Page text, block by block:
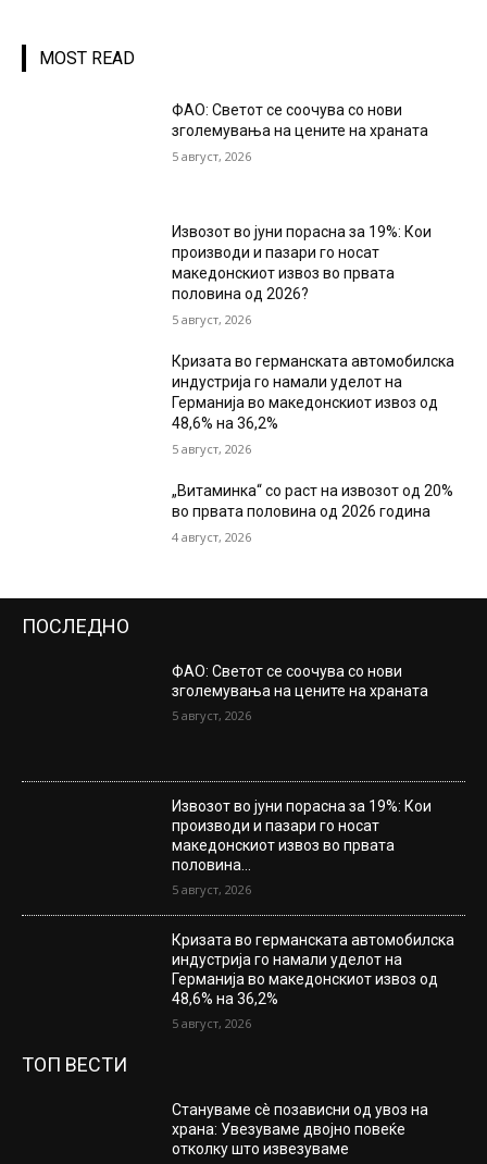
MOST READ
ФАО: Светот се соочува со нови
зголемувања на цените на храната
5 август, 2026
Извозот во јуни порасна за 19%: Кои
производи и пазари го носат
македонскиот извоз во првата
половина од 2026?
5 август, 2026
Кризата во германската автомобилска
индустрија го намали уделот на
Германија во македонскиот извоз од
48,6% на 36,2%
5 август, 2026
„Витаминка“ со раст на извозот од 20%
во првата половина од 2026 година
4 август, 2026
ПОСЛЕДНО
ФАО: Светот се соочува со нови
зголемувања на цените на храната
5 август, 2026
Извозот во јуни порасна за 19%: Кои
производи и пазари го носат
македонскиот извоз во првата
половина...
5 август, 2026
Кризата во германската автомобилска
индустрија го намали уделот на
Германија во македонскиот извоз од
48,6% на 36,2%
5 август, 2026
ТОП ВЕСТИ
Стануваме сè позависни од увоз на
храна: Увезуваме двојно повеќе
отколку што извезуваме